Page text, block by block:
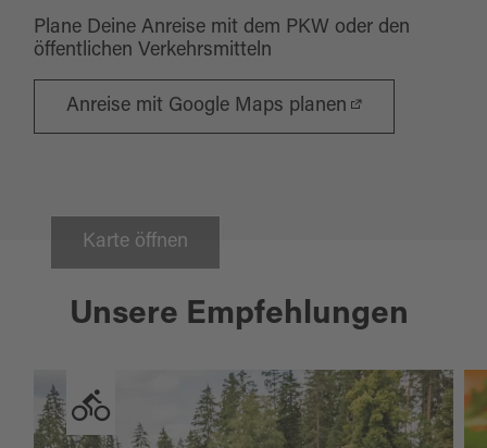
Plane Deine Anreise mit dem PKW oder den
öffentlichen Verkehrsmitteln
Anreise mit Google Maps planen
Karte öffnen
Unsere Empfehlungen